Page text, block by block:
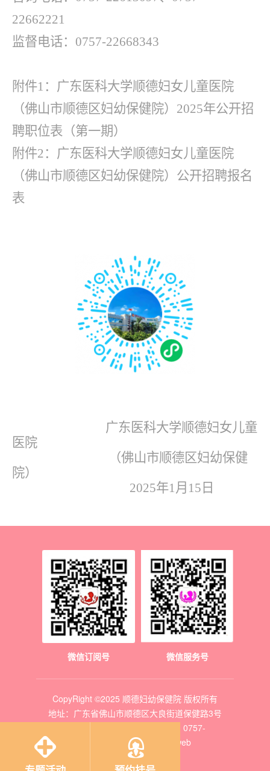
22662221
监督电话： 0757-22668343
附件1：广东医科大学顺德妇女儿童医院
（佛山市顺德区妇幼保健院）2025年公开招
聘职位表（第一期）
附件2：广东医科大学顺德妇女儿童医院
（佛山市顺德区妇幼保健院）公开招聘报名
表
广东医科大学顺德妇女儿童
医院
（佛山市顺德区妇幼保健
院）
2025年1月15日
微信订阅号 微信服务号
CopyRight ©2025 顺德妇幼保健院 版权所有
地址：广东省佛山市顺德区大良街道保健路3号
客服电话（外购药举报电话）：0757-
22663000Design by uweb